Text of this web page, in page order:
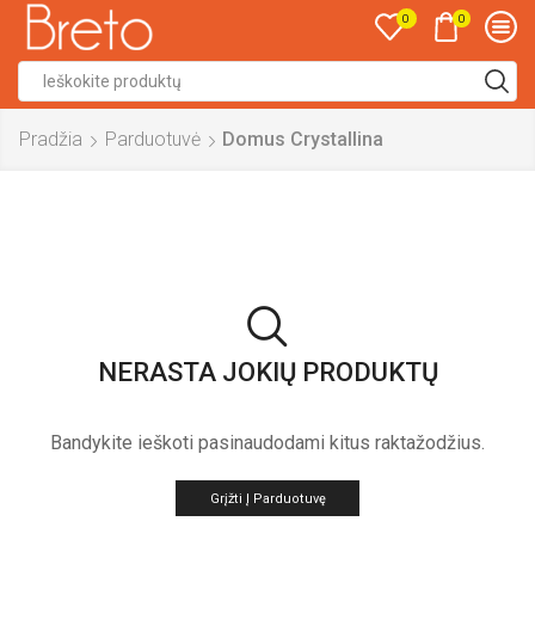
0 0
Pradžia Parduotuvė Domus Crystallina
NERASTA JOKIŲ PRODUKTŲ
Bandykite ieškoti pasinaudodami kitus raktažodžius.
Grįžti Į Parduotuvę